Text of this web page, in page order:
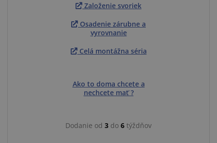
Založenie svoriek
Osadenie zárubne a
vyrovnanie
Celá montážna séria
Ako to doma chcete a
nechcete mať ?
Dodanie od 3 do 6 týždňov